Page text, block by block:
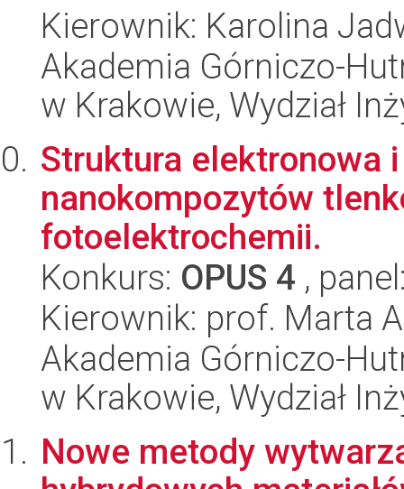
Kierownik: Karolina
Akademia Górniczo-
w Krakowie, Wydział
Struktura elektronowa
nanokompozytów
fotoelektrochemii.
Konkurs: OPUS 4 ,
Kierownik: prof. Marta
Akademia Górniczo-
w Krakowie, Wydział
Nowe metody